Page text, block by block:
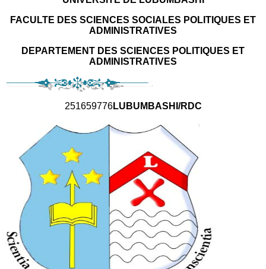
FACULTE DES SCIENCES SOCIALES POLITIQUES ET
ADMINISTRATIVES
DEPARTEMENT DES SCIENCES POLITIQUES ET
ADMINISTRATIVES
251659776LUBUMBASHI/RDC